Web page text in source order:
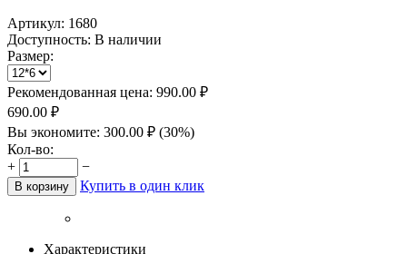
Артикул: 1680
Доступность: В наличии
Размер:
Рекомендованная цена: 990.00 ₽
690.00 ₽
Вы экономите: 300.00 ₽ (30%)
Кол-во:
+
−
В корзину Купить в один клик
Характеристики